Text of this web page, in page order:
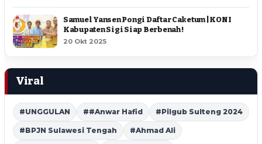
Samuel Yansen Pongi Daftar Caketum | KONI
Kabupaten Sigi Siap Berbenah !
20 Okt 2025
Viral
#UNGGULAN ##Anwar Hafid #Pilgub Sulteng 2024
#BPJN Sulawesi Tengah #Ahmad Ali